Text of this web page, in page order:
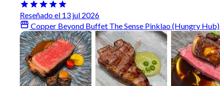
Reseñado el 13 jul 2026
Copper Beyond Buffet The Sense Pinklao (Hungry Hub)